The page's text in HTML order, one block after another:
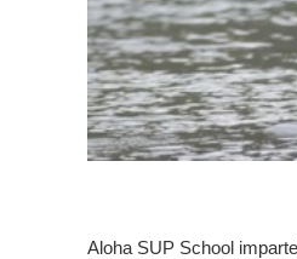
Aloha SUP School